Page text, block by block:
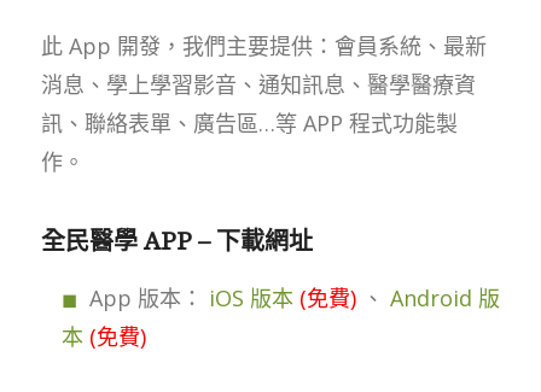
此 App 開發，我們主要提供：會員系統、最新
消息、學上學習影音、通知訊息、醫學醫療資
訊、聯絡表單、廣告區…等 APP 程式功能製
作。
全民醫學 APP – 下載網址
App 版本： iOS 版本 (免費)、 Android 版
本 (免費)